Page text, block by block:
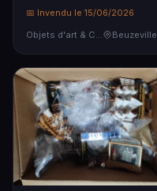
📅 Invendu le 15/06/2026
Objets d'art & Curiosités
Beuzeville